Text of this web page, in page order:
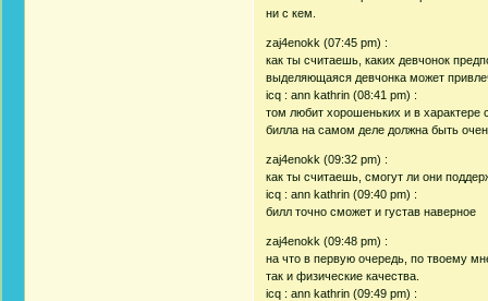
ни с кем.
zaj4enokk (07:45 pm) :
как ты считаешь, каких девчонок
выделяющаяся девчонка может
icq : ann kathrin (08:41 pm) :
том любит хорошеньких и в характере
билла на самом деле должна быть
zaj4enokk (09:32 pm) :
как ты считаешь, смогут ли они
icq : ann kathrin (09:40 pm) :
билл точно сможет и густав наверное
zaj4enokk (09:48 pm) :
на что в первую очередь, по твоему
так и физические качества.
icq : ann kathrin (09:49 pm) :